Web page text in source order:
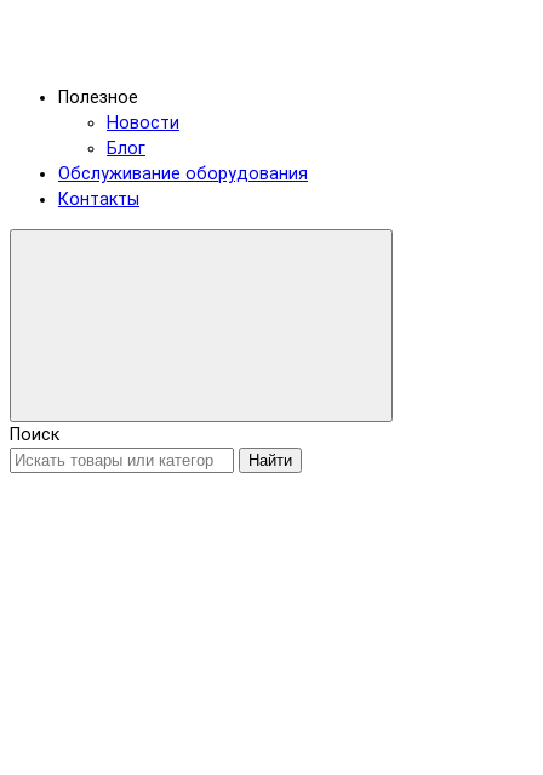
Полезное
Новости
Блог
Обслуживание оборудования
Контакты
Поиск
Найти